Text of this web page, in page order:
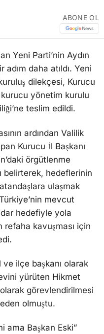
ABONE OL
Yeni Parti’nin Aydın
daha atıldı. Yeni
kuruluş dilekçesi, Kurucu
kurucu yönetim kurulu
teslim edildi.
ardından Valilik
Kurucu İl Başkanı
örgütlenme
belirterek, hedeflerinin
ulaşmak
mevcut
hedefiyle yola
refaha kavuşması için
ilçe başkanı olarak
yürüten Hikmet
olarak görevlendirilmesi
olmuştu.
ama Başkan Eski”